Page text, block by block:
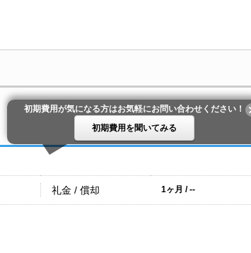
初期費用が気になる方はお気軽にお問い合わせください！
初期費用を聞いてみる
礼金 / 償却 1ヶ月 / --